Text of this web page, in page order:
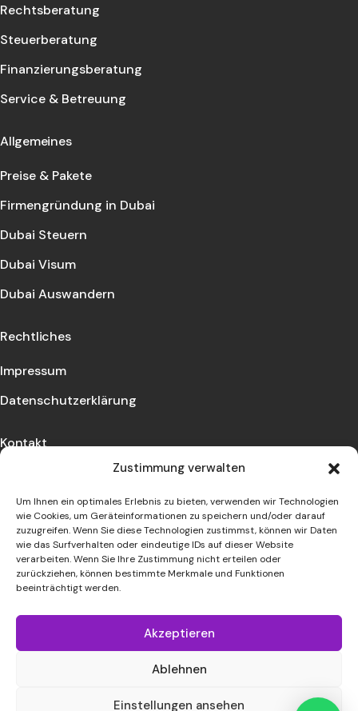
Zustimmung verwalten
Um Ihnen ein optimales Erlebnis zu bieten, verwenden wir Technologien
wie Cookies, um Geräteinformationen zu speichern und/oder darauf
zuzugreifen. Wenn Sie diese Technologien zustimmst, können wir Daten
wie das Surfverhalten oder eindeutige IDs auf dieser Website
verarbeiten. Wenn Sie Ihre Zustimmung nicht erteilen oder
zurückziehen, können bestimmte Merkmale und Funktionen
beeinträchtigt werden.
Akzeptieren
Ablehnen
Einstellungen ansehen
Rechtsberatung
Steuerberatung
Finanzierungsberatung
Service & Betreuung
Allgemeines
Preise & Pakete
Firmengründung in Dubai
Dubai Steuern
Dubai Visum
Dubai Auswandern
Rechtliches
Impressum
Datenschutzerklärung
Kontakt
Lassen Sie sich beraten und vereinbaren Sie einen
Termin mit uns!
Kontakt